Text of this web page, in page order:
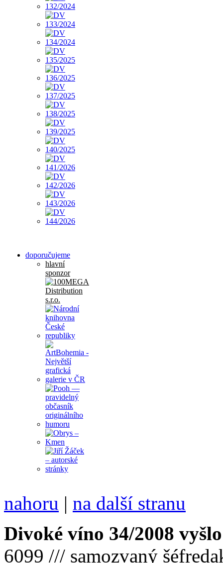
doporučujeme
hlavní
sponzor
nahoru | na další stranu
Divoké víno 34/2008
6099 /// samozvaný